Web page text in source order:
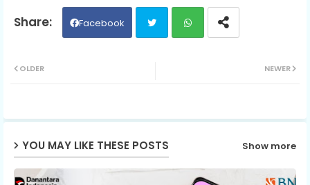
Facebook
ap
NEWER
OLDER
YOU MAY LIKE THESE POSTS Show more